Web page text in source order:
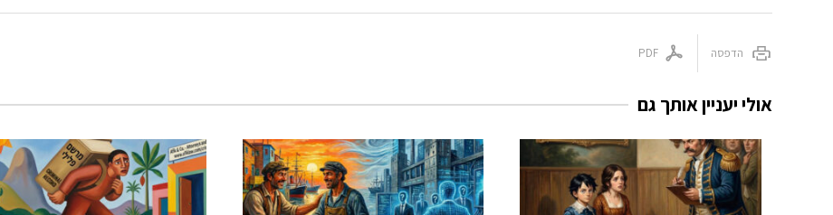
הדפסה PDF
אולי יעניין אותך גם